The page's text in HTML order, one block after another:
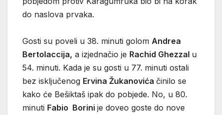
do naslova prvaka.
Gosti su poveli u 38. minuti golom Andrea
Bertolaccija, a izjednačio je Rachid Ghezzal u
54. minuti. Kada je su gosti u 77. minuti ostali
bez isključenog Ervina Žukanovića činilo se
kako će Bešiktaš ipak do pobjede. No, u 80.
minuti Fabio Borini je doveo goste do nove